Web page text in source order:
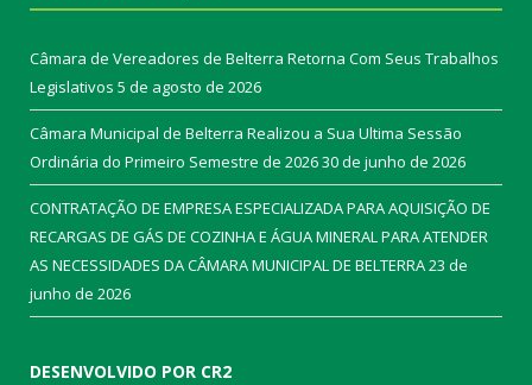
Câmara de Vereadores de Belterra Retorna Com Seus Trabalhos
Legislativos 5 de agosto de 2026
Câmara Municipal de Belterra Realizou a Sua Ultima Sessão
Ordinária do Primeiro Semestre de 202630 de junho de 2026
CONTRATAÇÃO DE EMPRESA ESPECIALIZADA PARA AQUISIÇÃO DE
RECARGAS DE GÁS DE COZINHA E ÁGUA MINERAL PARA ATENDER
AS NECESSIDADES DA CÂMARA MUNICIPAL DE BELTERRA23 de
junho de 2026
DESENVOLVIDO POR CR2